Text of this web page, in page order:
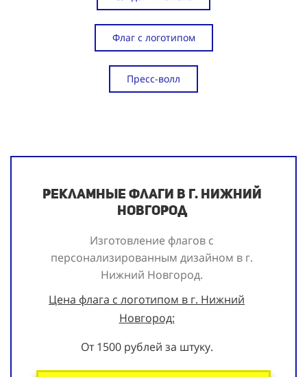
Флаг с логотипом
Пресс-волл
Рекламные флаги в г. Нижний
Новгород
Изготовление флагов с
персонализированным дизайном в г.
Нижний Новгород.
Цена флага с логотипом в г. Нижний
Новгород:
От 1500 рублей за штуку.